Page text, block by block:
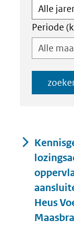
Periode
Resultaten
Heus